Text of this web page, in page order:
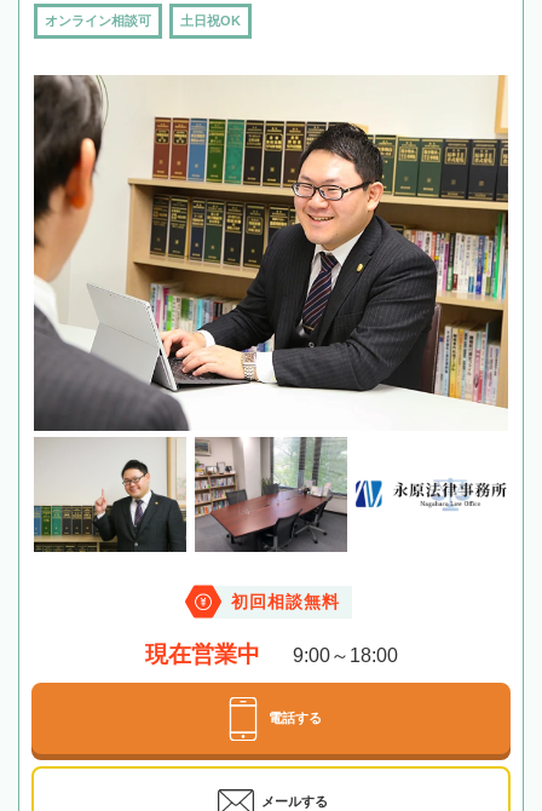
オンライン相談可 土日祝OK
初回相談無料
現在営業中 9:00～18:00
電話する
メールする